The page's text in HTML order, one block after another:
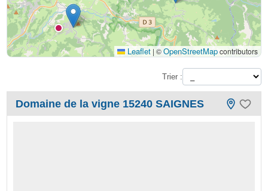
Leaflet | ©OpenStreetMapcontributors
Trier :
Domaine de la vigne 15240 SAIGNES